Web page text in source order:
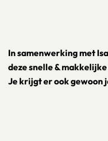
In samenwerking met
deze snelle &
Je krijgt er ook gewoon